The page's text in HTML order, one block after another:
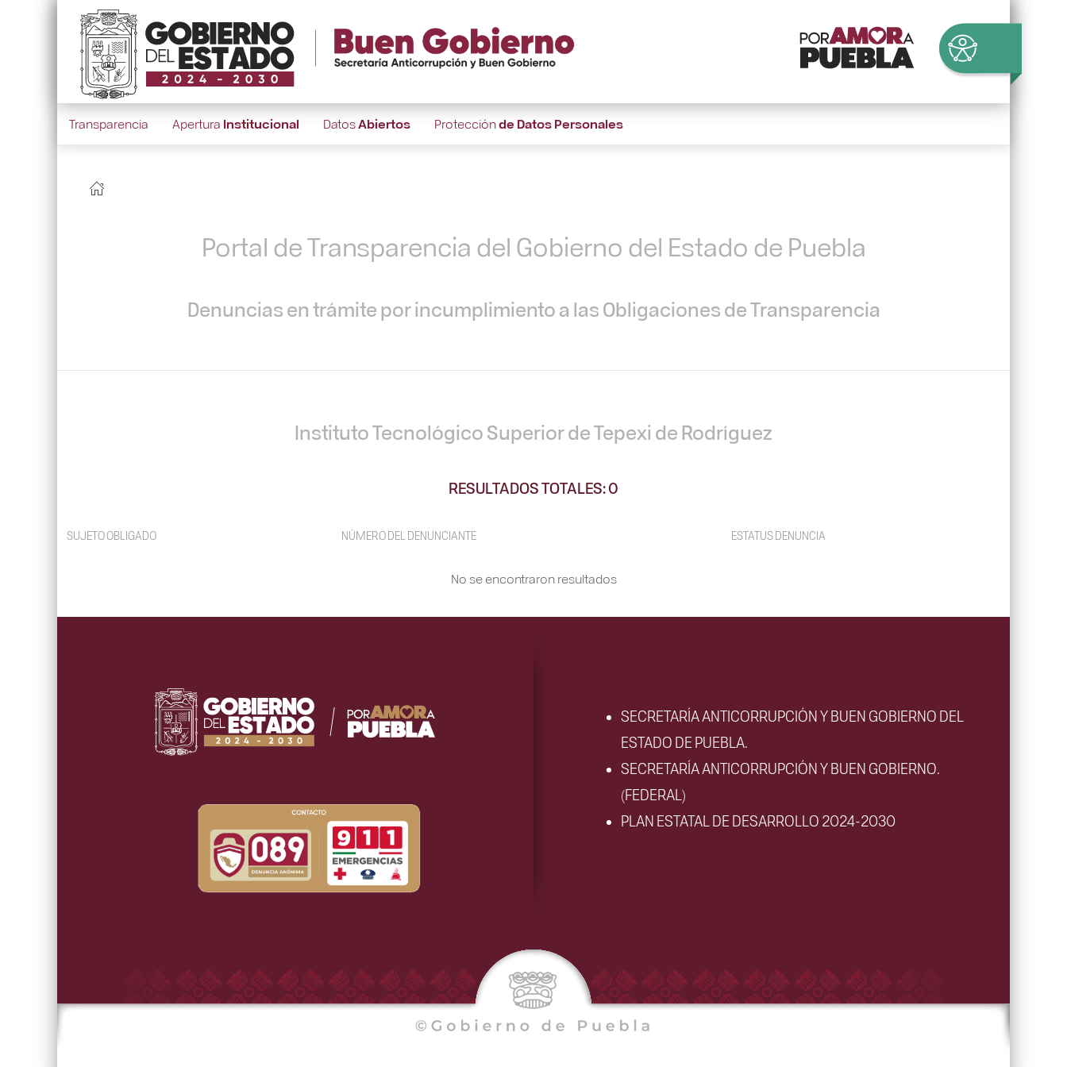
Transparencia Apertura Institucional DatosAbiertos Protecciónde Datos Personales
Portal de Transparencia del Gobierno del Estado de Puebla
Denuncias en trámite por incumplimiento a las Obligaciones de Transparencia
Instituto Tecnológico Superior de Tepexi de Rodríguez
RESULTADOS TOTALES: 0
SUJETO OBLIGADO NÚMERO DEL DENUNCIANTE ESTATUS DENUNCIA
No se encontraron resultados
SECRETARÍA ANTICORRUPCIÓN Y BUEN GOBIERNO DEL
ESTADO DE PUEBLA.
SECRETARÍA ANTICORRUPCIÓN Y BUEN GOBIERNO.
(FEDERAL)
PLAN ESTATAL DE DESARROLLO 2024-2030